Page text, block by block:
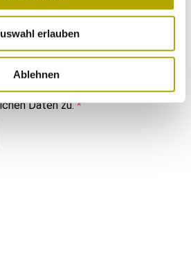
erlauben
Ablehnen
Datenschutzerklärung
und stimme der Verarbeitung
Daten zu.